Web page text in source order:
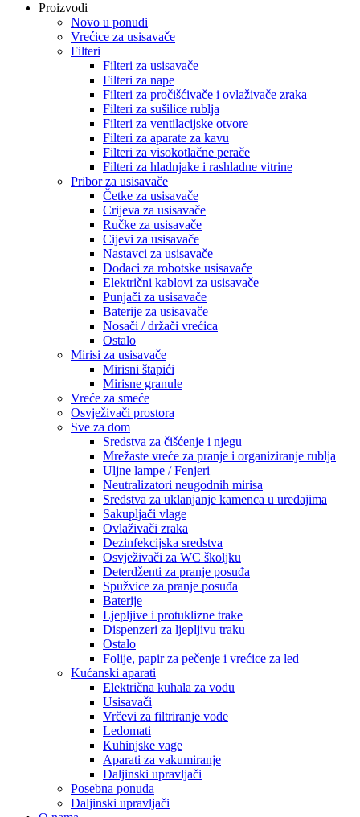
Proizvodi
Novo u ponudi
Vrećice za usisavače
Filteri
Filteri za usisavače
Filteri za nape
Filteri za pročišćivače i ovlaživače zraka
Filteri za sušilice rublja
Filteri za ventilacijske otvore
Filteri za aparate za kavu
Filteri za visokotlačne perače
Filteri za hladnjake i rashladne vitrine
Pribor za usisavače
Četke za usisavače
Crijeva za usisavače
Ručke za usisavače
Cijevi za usisavače
Nastavci za usisavače
Dodaci za robotske usisavače
Električni kablovi za usisavače
Punjači za usisavače
Baterije za usisavače
Nosači / držači vrećica
Ostalo
Mirisi za usisavače
Mirisni štapići
Mirisne granule
Vreće za smeće
Osvježivači prostora
Sve za dom
Sredstva za čišćenje i njegu
Mrežaste vreće za pranje i organiziranje rublja
Uljne lampe / Fenjeri
Neutralizatori neugodnih mirisa
Sredstva za uklanjanje kamenca u uređajima
Sakupljači vlage
Ovlaživači zraka
Dezinfekcijska sredstva
Osvježivači za WC školjku
Deterdženti za pranje posuđa
Spužvice za pranje posuđa
Baterije
Ljepljive i protuklizne trake
Dispenzeri za ljepljivu traku
Ostalo
Folije, papir za pečenje i vrećice za led
Kućanski aparati
Električna kuhala za vodu
Usisavači
Vrčevi za filtriranje vode
Ledomati
Kuhinjske vage
Aparati za vakumiranje
Daljinski upravljači
Posebna ponuda
Daljinski upravljači